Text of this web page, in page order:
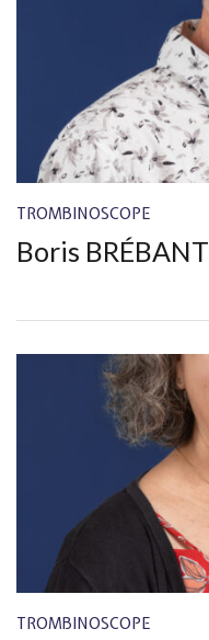
TROMBINOSCOPE
Boris BRÉBANT
TROMBINOSCOPE